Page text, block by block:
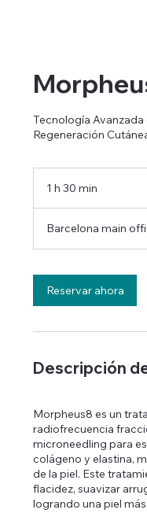
Tecnología
Regeneración
1 h 30 min
0
i
n
Barcelona main
Reservar ahora
Descripción
Morpheus8 es un
radiofrecuencia
microneedling para
colágeno y elastina,
de la piel. Este
flacidez, suavizar
logrando una piel